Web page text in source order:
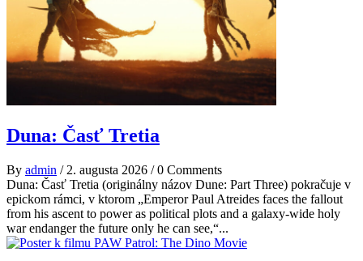
Duna: Časť Tretia
By admin / 2. augusta 2026 /0 Comments
Duna: Časť Tretia (originálny názov Dune: Part Three) pokračuje v
epickom rámci, v ktorom „Emperor Paul Atreides faces the fallout
from his ascent to power as political plots and a galaxy-wide holy
war endanger the future only he can see,“...